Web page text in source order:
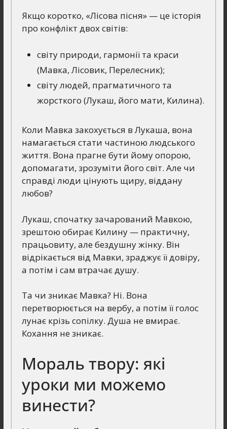
Якщо коротко, «Лісова пісня» — це історія
про конфлікт двох світів:
світу природи, гармонії та краси
(Мавка, Лісовик, Перелесник);
світу людей, прагматичного та
жорсткого (Лукаш, його мати, Килина).
Коли Мавка закохується в Лукаша, вона
намагається стати частиною людського
життя. Вона прагне бути йому опорою,
допомагати, зрозуміти його світ. Але чи
справді люди цінують щиру, віддану
любов?
Лукаш, спочатку зачарований Мавкою,
зрештою обирає Килину — практичну,
працьовиту, але бездушну жінку. Він
відрікається від Мавки, зраджує її довіру,
а потім і сам втрачає душу.
Та чи зникає Мавка? Ні. Вона
перетворюється на вербу, а потім її голос
лунає крізь сопілку. Душа не вмирає.
Кохання не зникає.
Мораль твору: які
уроки ми можемо
винести?